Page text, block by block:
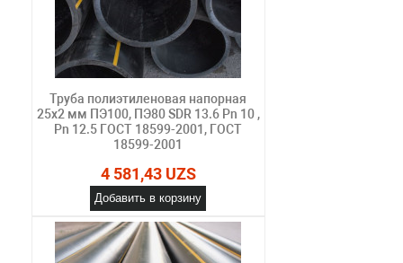
Труба полиэтиленовая напорная
25х2 мм ПЭ100, ПЭ80 SDR 13.6 Pn 10 ,
Pn 12.5 ГОСТ 18599-2001, ГОСТ
18599-2001
4 581,43 UZS
Добавить в корзину